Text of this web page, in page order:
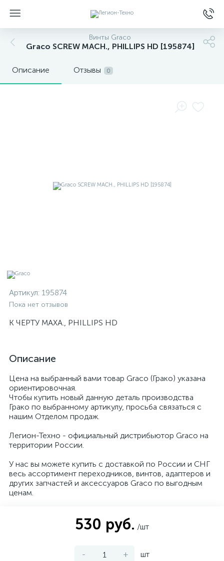
Винты Graco
Graco SCREW MACH., PHILLIPS HD [195874]
Описание Отзывы 0
Артикул: 195874
Пока нет отзывов
К ЧЕРТУ МАХА., PHILLIPS HD
Описание
Цена на выбранный вами товар Graco (Грако) указана
ориентировочная.
Чтобы купить новый данную деталь производства
Грако по выбранному артикулу, просьба связаться с
нашим Отделом продаж.
Легион-Техно - официальный дистрибьютор Graco на
территории России.
У нас вы можете купить с доставкой по России и СНГ
весь ассортимент переходников, винтов, адаптеров и
других запчастей и аксессуаров Graco по выгодным
ценам.
530 руб. /шт
- + шт